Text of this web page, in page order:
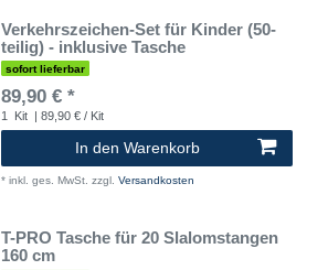
Verkehrszeichen-Set für Kinder (50-
teilig) - inklusive Tasche
sofort lieferbar
89,90 € *
1 Kit | 89,90 € / Kit
In den Warenkorb
* inkl. ges. MwSt. zzgl. Versandkosten
T-PRO Tasche für 20 Slalomstangen
160 cm